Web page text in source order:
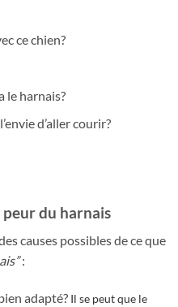
ce chien?
le harnais?
d’aller courir?
peur du harnais
causes possibles de ce que
:
adapté?Il se peut que le